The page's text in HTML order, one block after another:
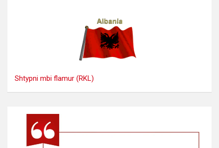
Shtypni mbi flamur (RKL)